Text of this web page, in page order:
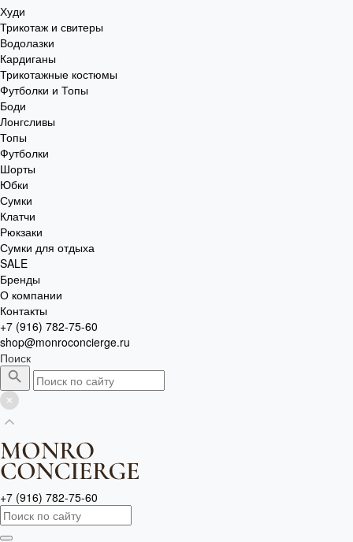
Худи
Трикотаж и свитеры
Водолазки
Кардиганы
Трикотажные костюмы
Футболки и Топы
Боди
Лонгсливы
Топы
Футболки
Шорты
Юбки
Сумки
Клатчи
Рюкзаки
Сумки для отдыха
SALE
Бренды
О компании
Контакты
+7 (916) 782-75-60
shop@monroconcierge.ru
Поиск
+7 (916) 782-75-60